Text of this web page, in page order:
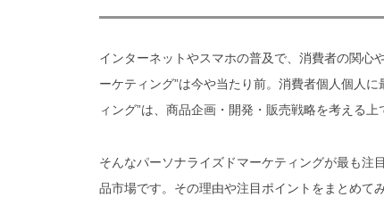
パーソナライズコスメに注目
大手化粧品メーカーもパーソ
パーソナライズドコスメの
ントに
インターネットやスマホの普及で、消費者の関心
ーケティング”は今や当たり前。消費者個人個人
ィング”は、商品企画・開発・販売戦略を考える上
そんなパーソナライズドマーケティングが最も注
品市場です。その理由や注目ポイントをまとめてみ